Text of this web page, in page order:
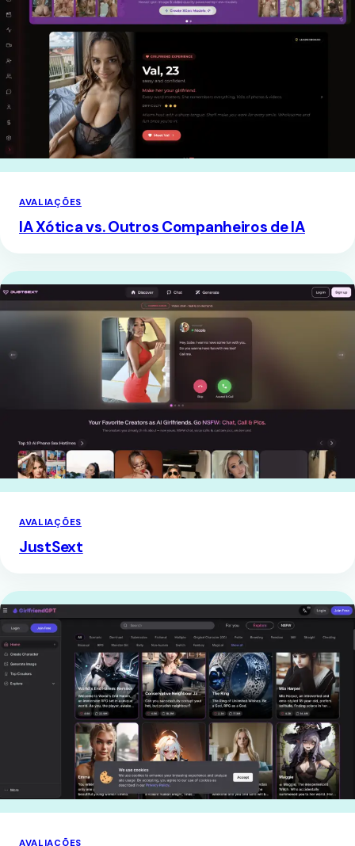
AVALIAÇÕES
IA Xótica vs. Outros Companheiros de IA
AVALIAÇÕES
JustSext
AVALIAÇÕES